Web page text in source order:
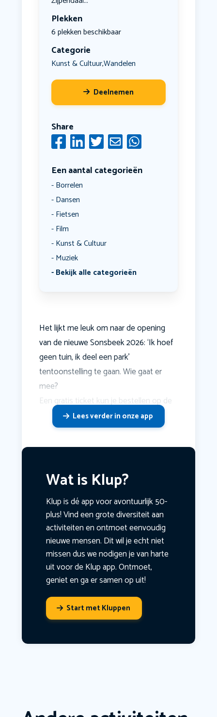
Plekken
6 plekken beschikbaar
Categorie
Kunst & Cultuur,Wandelen
Deelnemen
Share
Een aantal categorieën
Borrelen
Dansen
Fietsen
Film
Kunst & Cultuur
Muziek
Bekijk alle categorieën
Het lijkt me leuk om naar de opening
van de nieuwe Sonsbeek 2026: ‘Ik hoef
geen tuin, ik deel een park’
tentoonstelling te gaan. Wie gaat er
mee?
Een gratis ticket kun je bestellen op de
Lees verder in onze app
Wat is Klup?
Klup is dé app voor avontuurlijk 50-
plus! Vind een grote diversiteit aan
activiteiten en ontmoet eenvoudig
nieuwe mensen. Dit wil je echt niet
missen dus we nodigen je van harte
uit voor de Klup app. Ontmoet,
geniet en ga er samen op uit!
Start met Kluppen